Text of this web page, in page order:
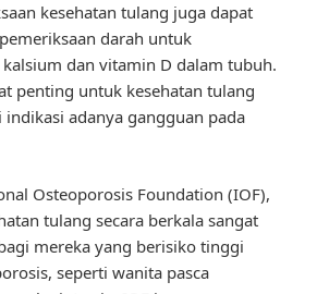
kesehatan tulang juga dapat
darah untuk
dan vitamin D dalam tubuh.
penting untuk kesehatan tulang
adanya gangguan pada
Osteoporosis Foundation (IOF),
tulang secara berkala sangat
mereka yang berisiko tinggi
seperti wanita pasca